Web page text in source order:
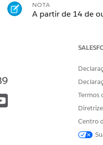
NOTA
A partir de 14 de
Por que explorar e otimizar?
de conectar,
As ferramentas
estruturados e atendidos.
desempenho da consulta
ativação de uma
Termos
Centro